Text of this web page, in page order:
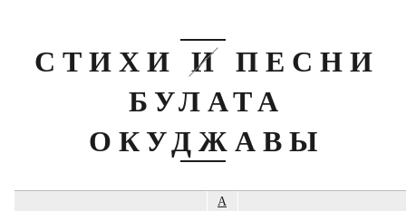
СТИХИ И ПЕСНИ
БУЛАТА
ОКУДЖАВЫ
А